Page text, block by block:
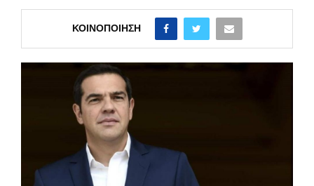
ΚΟΙΝΟΠΟΊΗΣΗ